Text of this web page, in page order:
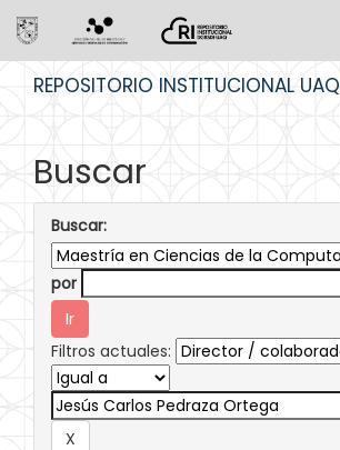
REPOSITORIO INSTITUCIONAL UAQ
Buscar
Buscar:
por
Filtros actuales: